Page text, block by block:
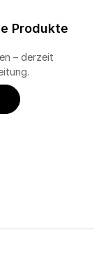
Produkte
– derzeit